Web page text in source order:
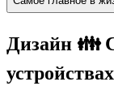
Дизайн 👪
устройствах